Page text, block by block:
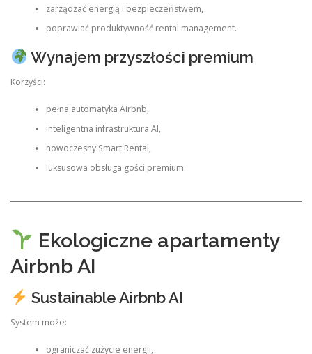
zarządzać energią i bezpieczeństwem,
poprawiać produktywność rental management.
Wynajem przyszłości premium
Korzyści:
pełna automatyka Airbnb,
inteligentna infrastruktura AI,
nowoczesny Smart Rental,
luksusowa obsługa gości premium.
Ekologiczne apartamenty
Airbnb AI
Sustainable Airbnb AI
System może:
ograniczać zużycie energii,